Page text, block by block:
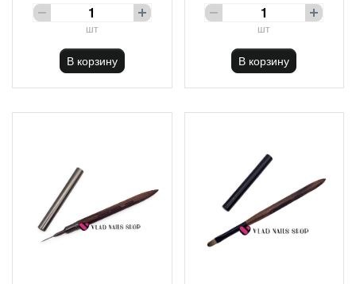
шт
В корзину
шт
В корзину